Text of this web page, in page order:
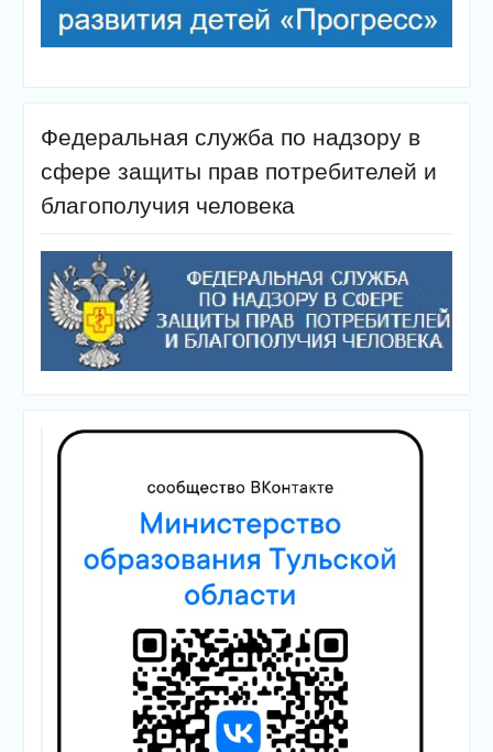
Федеральная служба по надзору в
сфере защиты прав потребителей и
благополучия человека